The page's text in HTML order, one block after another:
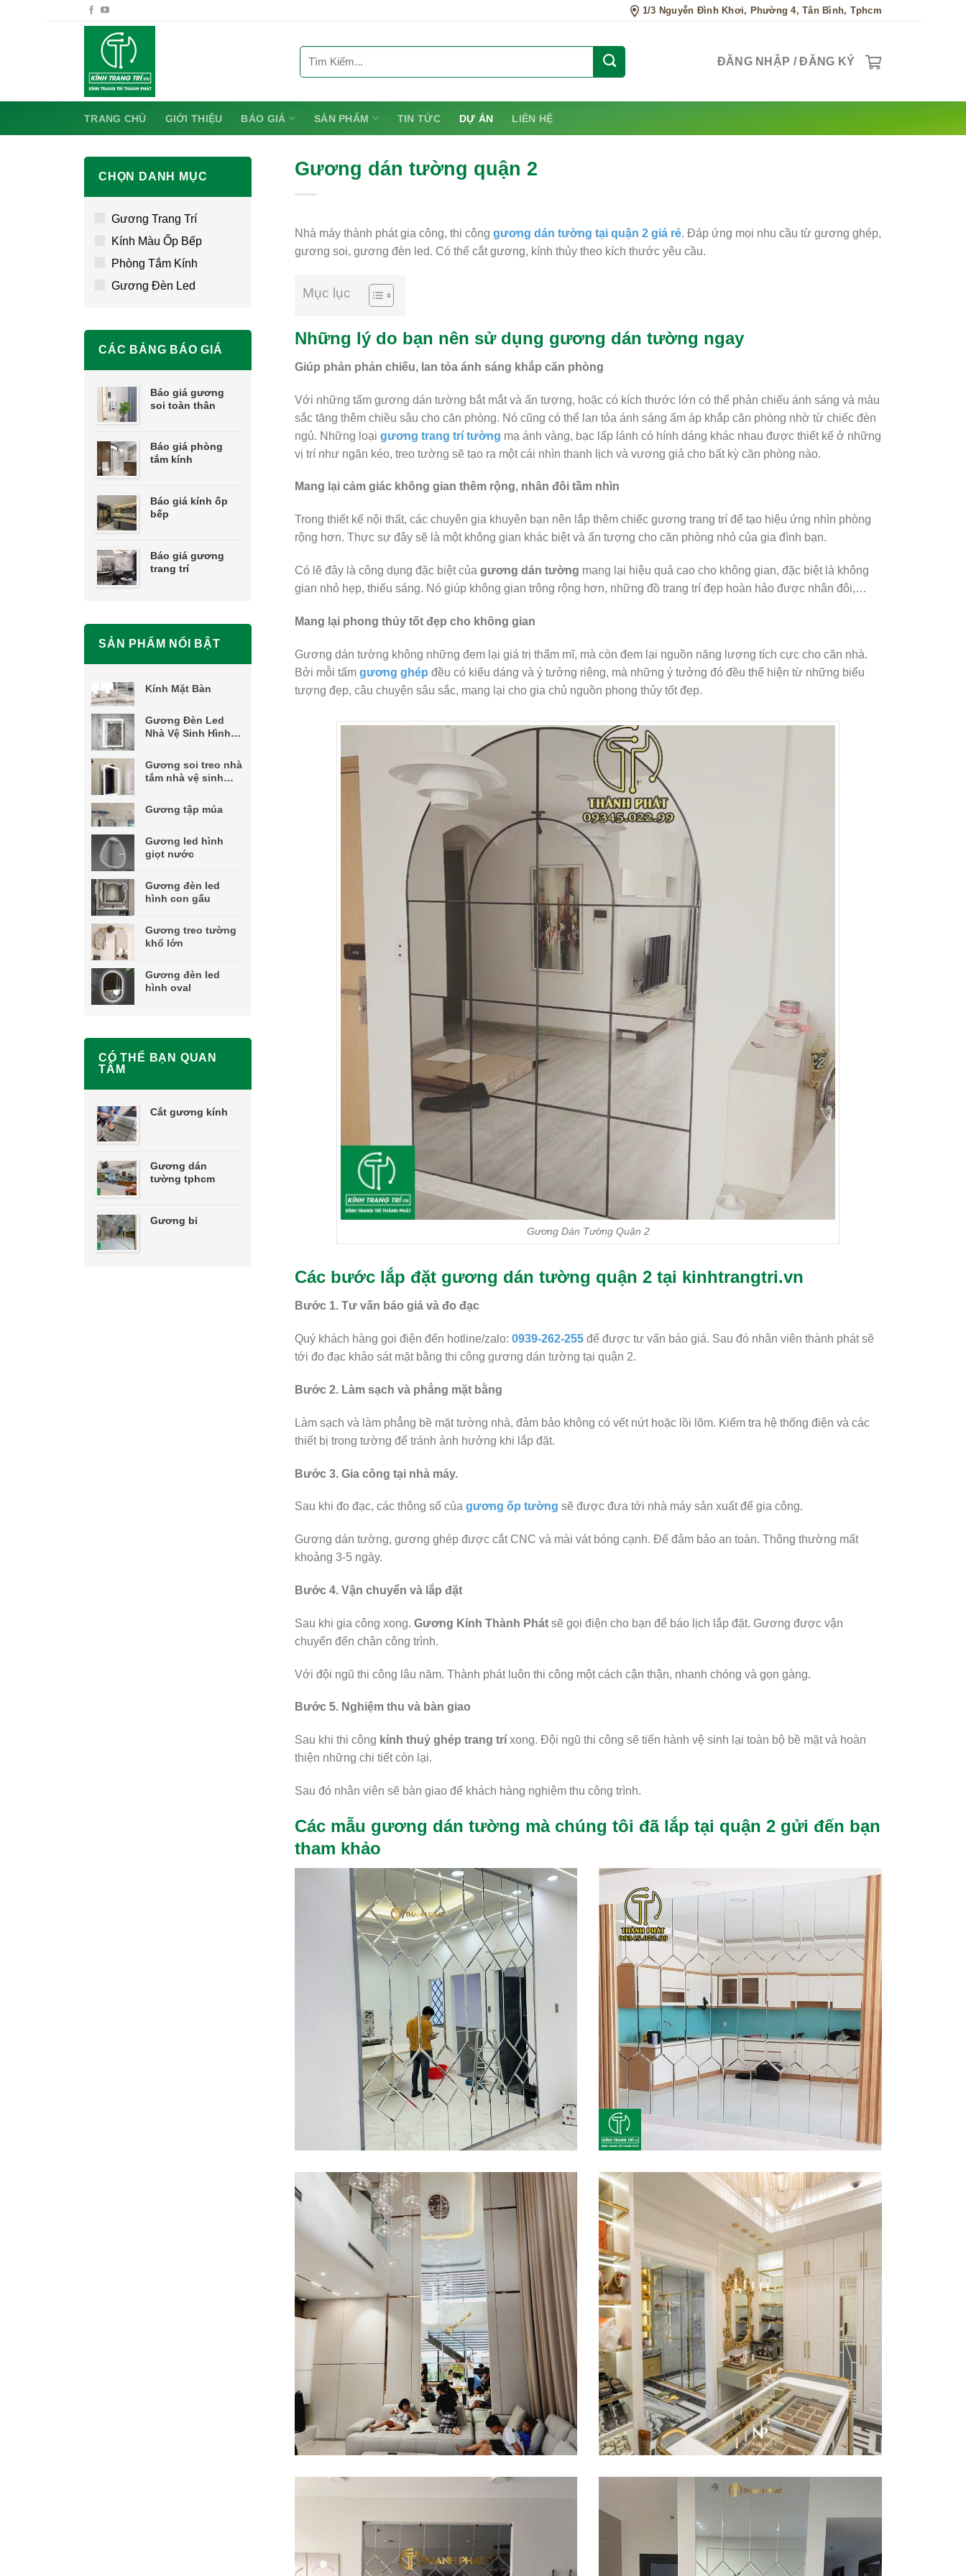
1/3 Nguyễn Đình Khơi, Phường 4, Tân Bình, Tphcm
Tìm
kiếm:
ĐĂNG NHẬP / ĐĂNG KÝ
TRANG CHỦ GIỚI THIỆU BÁO GIÁ SẢN PHẨM TIN TỨC DỰ ÁN LIÊN HỆ
CHỌN DANH MỤC
Gương Trang Trí
Kính Màu Ốp Bếp
Phòng Tắm Kính
Gương Đèn Led
CÁC BẢNG BÁO GIÁ
Báo giá gương
soi toàn thân
Báo giá phòng
tắm kính
Báo giá kính ốp
bếp
Báo giá gương
trang trí
SẢN PHẨM NỔI BẬT
Kính Mặt Bàn
Gương Đèn Led
Nhà Vệ Sinh Hình
Gương soi treo nhà
tắm nhà vệ sinh
đèn led
Gương tập múa
Gương led hình
giọt nước
Gương đèn led
hình con gấu
Gương treo tường
khổ lớn
Gương đèn led
hình oval
CÓ THỂ BẠN QUAN
TÂM
Cắt gương kính
Gương dán
tường tphcm
Gương bỉ
Gương dán tường quận 2
Nhà máy thành phát gia công, thi công gương dán tường tại quận 2 giá rẻ. Đáp ứng mọi nhu cầu từ gương ghép,
gương soi, gương đèn led. Có thể cắt gương, kính thủy theo kích thước yêu cầu.
Mục lục
Những lý do bạn nên sử dụng gương dán tường ngay
Giúp phản phản chiếu, lan tỏa ánh sáng khắp căn phòng
Với những tấm gương dán tường bắt mắt và ấn tượng, hoặc có kích thước lớn có thể phản chiếu ánh sáng và màu
sắc tăng thêm chiều sâu cho căn phòng. Nó cũng có thể lan tỏa ánh sáng ấm áp khắp căn phòng nhờ từ chiếc đèn
ngủ. Những loại gương trang trí tường mạ ánh vàng, bạc lấp lánh có hính dáng khác nhau được thiết kế ở những
vị trí như ngăn kéo, treo tường sẽ tạo ra một cái nhìn thanh lịch và vương giả cho bất kỳ căn phòng nào.
Mang lại cảm giác không gian thêm rộng, nhân đôi tầm nhìn
Trong thiết kế nội thất, các chuyên gia khuyên bạn nên lắp thêm chiếc gương trang trí để tạo hiệu ứng nhìn phòng
rộng hơn. Thực sự đây sẽ là một không gian khác biệt và ấn tượng cho căn phòng nhỏ của gia đình bạn.
Có lẽ đây là công dụng đặc biệt của gương dán tường mang lại hiệu quả cao cho không gian, đặc biệt là không
gian nhỏ hẹp, thiếu sáng. Nó giúp không gian trông rộng hơn, những đồ trang trí đẹp hoàn hảo được nhân đôi,…
Mang lại phong thủy tốt đẹp cho không gian
Gương dán tường không những đem lại giá trị thẩm mĩ, mà còn đem lại nguồn năng lượng tích cực cho căn nhà.
Bởi mỗi tấm gương ghép đều có kiểu dáng và ý tưởng riêng, mà những ý tưởng đó đều thể hiện từ những biểu
tượng đẹp, câu chuyện sâu sắc, mang lại cho gia chủ nguồn phong thủy tốt đẹp.
Gương Dán Tường Quận 2
Các bước lắp đặt gương dán tường quận 2 tại kinhtrangtri.vn
Bước 1. Tư vấn báo giá và đo đạc
Quý khách hàng gọi điện đến hotline/zalo: 0939-262-255để được tư vấn báo giá. Sau đó nhân viên thành phát sẽ
tới đo đạc khảo sát mặt bằng thi công gương dán tường tại quận 2.
Bước 2. Làm sạch và phẳng mặt bằng
Làm sạch và làm phẳng bề mặt tường nhà, đảm bảo không có vết nứt hoặc lồi lõm. Kiểm tra hệ thống điện và các
thiết bị trong tường để tránh ảnh hưởng khi lắp đặt.
Bước 3. Gia công tại nhà máy.
Sau khi đo đạc, các thông số của gương ốp tường sẽ được đưa tới nhà máy sản xuất để gia công.
Gương dán tường, gương ghép được cắt CNC và mài vát bóng cạnh. Để đảm bảo an toàn. Thông thường mất
khoảng 3-5 ngày.
Bước 4. Vận chuyển và lắp đặt
Sau khi gia công xong. Gương Kính Thành Phátsẽ gọi điện cho bạn để báo lịch lắp đặt. Gương được vận
chuyển đến chân công trình.
Với đội ngũ thi công lâu năm. Thành phát luôn thi công một cách cận thận, nhanh chóng và gọn gàng.
Bước 5. Nghiệm thu và bàn giao
Sau khi thi công kính thuỷ ghép trang tríxong. Đội ngũ thi công sẽ tiến hành vệ sinh lại toàn bộ bề mặt và hoàn
thiện những chi tiết còn lại.
Sau đó nhân viên sẽ bàn giao để khách hàng nghiệm thu công trình.
Các mẫu gương dán tường mà chúng tôi đã lắp tại quận 2 gửi đến bạn
tham khảo